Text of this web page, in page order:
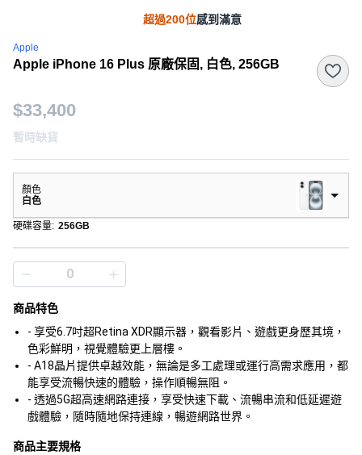
超過200位感到滿意
Apple
Apple iPhone 16 Plus 原廠保固, 白色, 256GB
$33,400
暫時缺貨
顏色
白色
硬碟容量: 256GB
商品特色
- 享受6.7吋超Retina XDR顯示器，觀看影片、遊戲更身歷其境，
色彩鮮明，視覺體驗更上層樓。
- A18晶片提供卓越效能，無論是多工處理或運行高需求應用，都
能享受流暢快速的體驗，操作順暢無阻。
- 透過5G超高速網路連接，享受快速下載、流暢串流和低延遲遊
戲體驗，隨時隨地保持連線，暢遊網路世界。
商品主要規格